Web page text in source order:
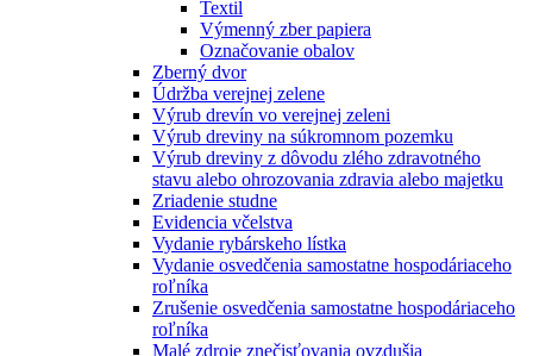
Textil
Výmenný zber papiera
Označovanie obalov
Zberný dvor
Údržba verejnej zelene
Výrub drevín vo verejnej zeleni
Výrub dreviny na súkromnom pozemku
Výrub dreviny z dôvodu zlého zdravotného
stavu alebo ohrozovania zdravia alebo majetku
Zriadenie studne
Evidencia včelstva
Vydanie rybárskeho lístka
Vydanie osvedčenia samostatne hospodáriaceho
roľníka
Zrušenie osvedčenia samostatne hospodáriaceho
roľníka
Malé zdroje znečisťovania ovzdušia